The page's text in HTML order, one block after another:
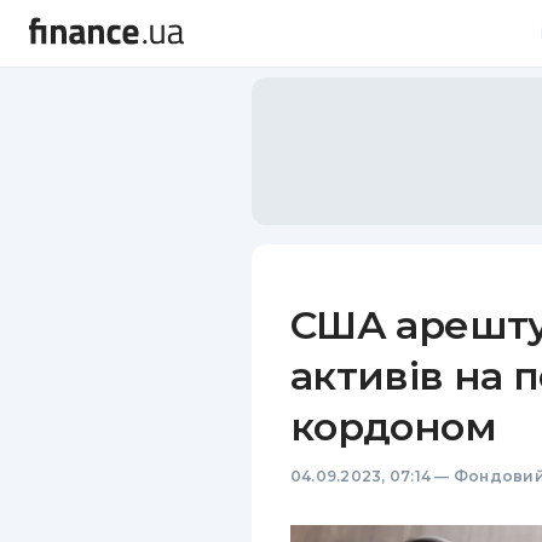
США
активів на
кордоном
04.09.2023, 07:14 —